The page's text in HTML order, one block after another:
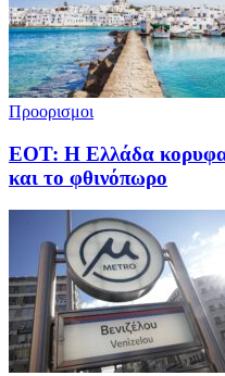
Προορισμοι
ΕΟΤ: Η Ελλάδα
και το φθινόπωρο